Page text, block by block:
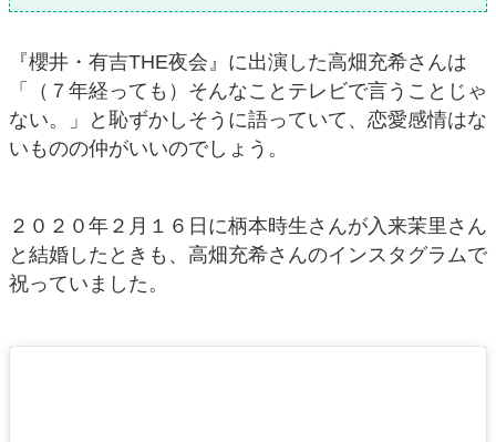
『櫻井・有吉THE夜会』に出演した高畑充希さんは
「（７年経っても）そんなことテレビで言うことじゃ
ない。」と恥ずかしそうに語っていて、恋愛感情はな
いものの仲がいいのでしょう。
２０２０年２月１６日に柄本時生さんが入来茉里さん
と結婚したときも、高畑充希さんのインスタグラムで
祝っていました。